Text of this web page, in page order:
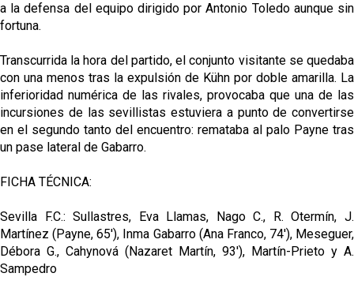
a la defensa del equipo dirigido por Antonio Toledo aunque sin
fortuna.
Transcurrida la hora del partido, el conjunto visitante se quedaba
con una menos tras la expulsión de Kühn por doble amarilla. La
inferioridad numérica de las rivales, provocaba que una de las
incursiones de las sevillistas estuviera a punto de convertirse
en el segundo tanto del encuentro: remataba al palo Payne tras
un pase lateral de Gabarro.
FICHA TÉCNICA:
Sevilla F.C.: Sullastres, Eva Llamas, Nago C., R. Otermín, J.
Martínez (Payne, 65'), Inma Gabarro (Ana Franco, 74'), Meseguer,
Débora G., Cahynová (Nazaret Martín, 93'), Martín-Prieto y A.
Sampedro